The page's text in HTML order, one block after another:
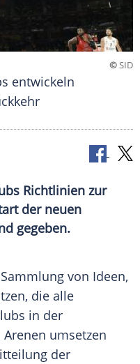
©SID
entwickeln
Richtlinien zur
der neuen
gegeben.
von Ideen,
die alle
in der
umsetzen
der